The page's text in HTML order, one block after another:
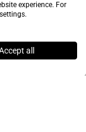
experience. For
all